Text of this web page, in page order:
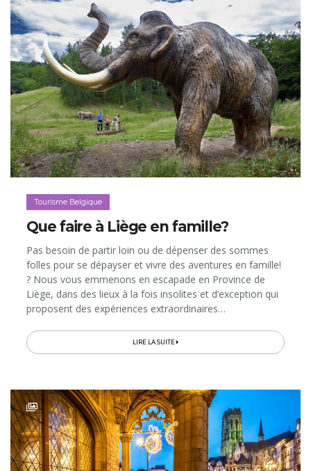
Tourisme Belgique
Que faire à Liège en famille?
Pas besoin de partir loin ou de dépenser des sommes
folles pour se dépayser et vivre des aventures en famille!
? Nous vous emmenons en escapade en Province de
Liège, dans des lieux à la fois insolites et d’exception qui
proposent des expériences extraordinaires…
LIRE LA SUITE